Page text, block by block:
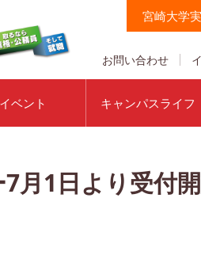
宮崎大学
お問い合わせ
イベント キャンパスライフ
月1日より受付開